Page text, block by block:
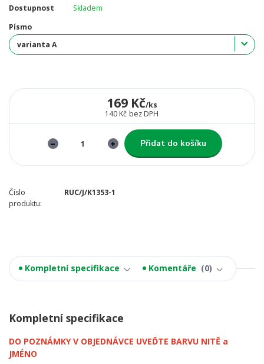
Dostupnost
Skladem
Písmo
169 Kč/ks
140 Kč bez DPH
Přidat do košíku
Číslo
produktu:
RUC/J/K1353-1
Kompletní specifikace Komentáře 0
Kompletní specifikace
DO POZNÁMKY V OBJEDNÁVCE UVEĎTE BARVU NITĚ a
JMÉNO